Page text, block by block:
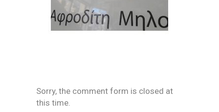
Sorry, the comment form is closed at
this time.